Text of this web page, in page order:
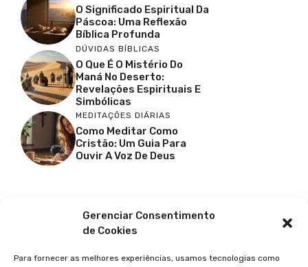
Gerenciar Consentimento
de Cookies
Para fornecer as melhores experiências, usamos tecnologias como
O Significado Espiritual Da
Páscoa: Uma Reflexão
Bíblica Profunda
DÚVIDAS BÍBLICAS
O Que É O Mistério Do
Maná No Deserto:
Revelações Espirituais E
Simbólicas
MEDITAÇÕES DIÁRIAS
Como Meditar Como
Cristão: Um Guia Para
Ouvir A Voz De Deus
Facebook
Youtube
Pinterest